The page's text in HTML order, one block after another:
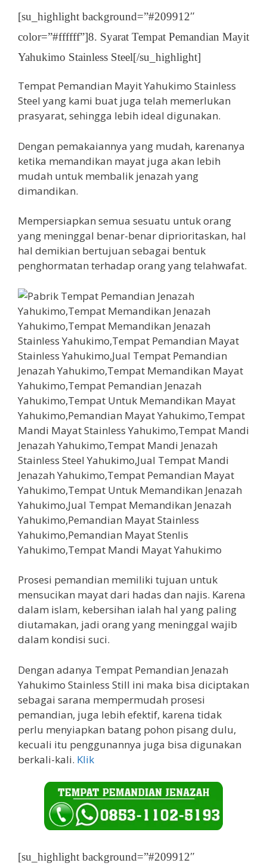
[su_highlight background=”#209912″
color=”#ffffff”]8. Syarat Tempat Pemandian Mayit
Yahukimo Stainless Steel[/su_highlight]
Tempat Pemandian Mayit Yahukimo Stainless
Steel yang kami buat juga telah memerlukan
prasyarat, sehingga lebih ideal digunakan.
Dengan pemakaiannya yang mudah, karenanya
ketika memandikan mayat juga akan lebih
mudah untuk membalik jenazah yang
dimandikan.
Mempersiapkan semua sesuatu untuk orang
yang meninggal benar-benar diprioritaskan, hal
hal demikian bertujuan sebagai bentuk
penghormatan terhadap orang yang telahwafat.
Prosesi pemandian memiliki tujuan untuk
mensucikan mayat dari hadas dan najis. Karena
dalam islam, kebersihan ialah hal yang paling
diutamakan, jadi orang yang meninggal wajib
dalam kondisi suci.
Dengan adanya Tempat Pemandian Jenazah
Yahukimo Stainless Still ini maka bisa diciptakan
sebagai sarana mempermudah prosesi
pemandian, juga lebih efektif, karena tidak
perlu menyiapkan batang pohon pisang dulu,
kecuali itu penggunannya juga bisa digunakan
berkali-kali. Klik
[su_highlight background=”#209912″